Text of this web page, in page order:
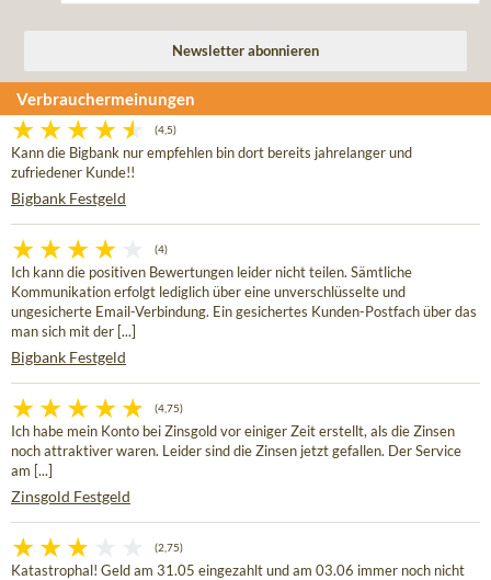
Verbrauchermeinungen
(4,5)
Kann die Bigbank nur empfehlen bin dort bereits jahrelanger und
zufriedener Kunde!!
Bigbank Festgeld
(4)
Ich kann die positiven Bewertungen leider nicht teilen. Sämtliche
Kommunikation erfolgt lediglich über eine unverschlüsselte und
ungesicherte Email-Verbindung. Ein gesichertes Kunden-Postfach über das
man sich mit der [...]
Bigbank Festgeld
(4,75)
Ich habe mein Konto bei Zinsgold vor einiger Zeit erstellt, als die Zinsen
noch attraktiver waren. Leider sind die Zinsen jetzt gefallen. Der Service
am [...]
Zinsgold Festgeld
(2,75)
Katastrophal! Geld am 31.05 eingezahlt und am 03.06 immer noch nicht